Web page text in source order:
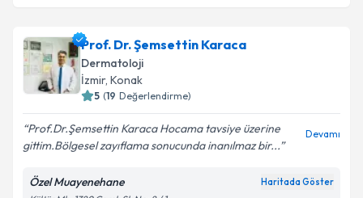
Uzm. Dr. Arzu Görgülü Eraslaniçin randevu takvimi
talebi oluşturun. Size bu uzmandan randevu almanız
için bir takvim hazırlandığında e-posta ile
bilgilendireceğiz.
E-posta Adresiniz
Prof. Dr. Şemsettin Karaca
Dermatoloji
İzmir, Konak
5 (19 Değerlendirme)
Prof.Dr.Şemsettin Karaca Hocama tavsiye üzerine
gittim.Bölgesel zayıflama sonucunda inanılmaz bir...
Devamı
Özel Muayenehane Haritada Göster